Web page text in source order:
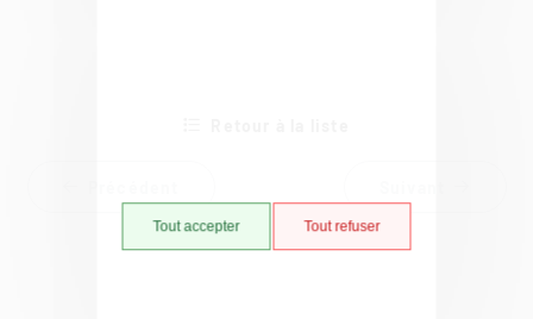
Tout accepter Tout refuser